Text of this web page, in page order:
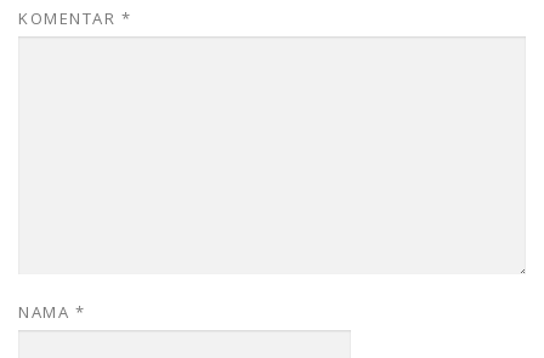
KOMENTAR *
NAMA *